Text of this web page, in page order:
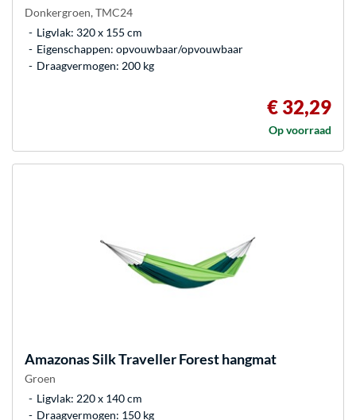
Donkergroen, TMC24
Ligvlak: 320 x 155 cm
Eigenschappen: opvouwbaar/opvouwbaar
Draagvermogen: 200 kg
€ 32,29
Op voorraad
AmazonasSilk Traveller Forest hangmat
Groen
Ligvlak: 220 x 140 cm
Draagvermogen: 150 kg